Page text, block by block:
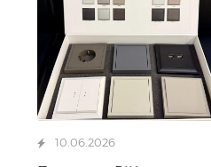
10.06.2026